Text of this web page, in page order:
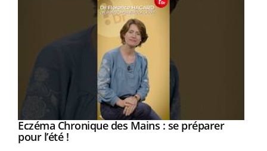
Youtube
Eczéma Chronique des Mains : se préparer
pour l’été !Youtube